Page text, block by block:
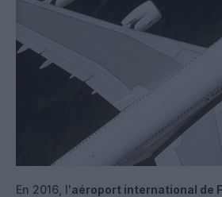
En 2016, l'aéroport international de